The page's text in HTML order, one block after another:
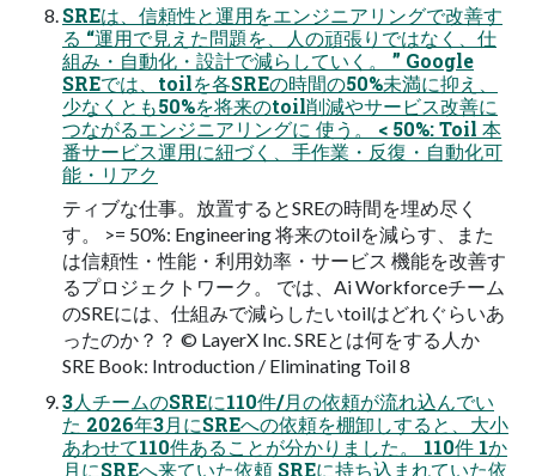
SREは、信頼性と運用をエンジニアリングで改善す
る “運用で見えた問題を、人の頑張りではなく、仕
組み・自動化・設計で減らしていく。 ” Google
SREでは、toilを各SREの時間の50%未満に抑え、
少なくとも50%を将来のtoil削減やサービス改善に
つながるエンジニアリングに 使う。 < 50%: Toil 本
番サービス運用に紐づく、手作業・反復・自動化可
能・リアク
ティブな仕事。放置するとSREの時間を埋め尽く
す。 >= 50%: Engineering 将来のtoilを減らす、また
は信頼性・性能・利用効率・サービス 機能を改善す
るプロジェクトワーク。 では、Ai Workforceチーム
のSREには、仕組みで減らしたいtoilはどれぐらいあ
ったのか？？ © LayerX Inc. SREとは何をする人か
SRE Book: Introduction / Eliminating Toil 8
3人チームのSREに110件/月の依頼が流れ込んでい
た 2026年3月にSREへの依頼を棚卸しすると、大小
あわせて110件あることが分かりました。 110件 1か
月にSREへ来ていた依頼 SREに持ち込まれていた依